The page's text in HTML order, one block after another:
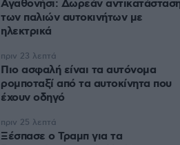
Αγαθονήσι: Δωρεάν
των παλιών αυτοκινήτων με
ηλεκτρικά
Πιο ασφαλή είναι τα αυτόνομα
ρομποταξί από τα αυτοκίνητα που
έχουν οδηγό
πριν 23 λεπτά
Ξέσπασε ο Τραμπ για τα
πριν 25 λεπτά